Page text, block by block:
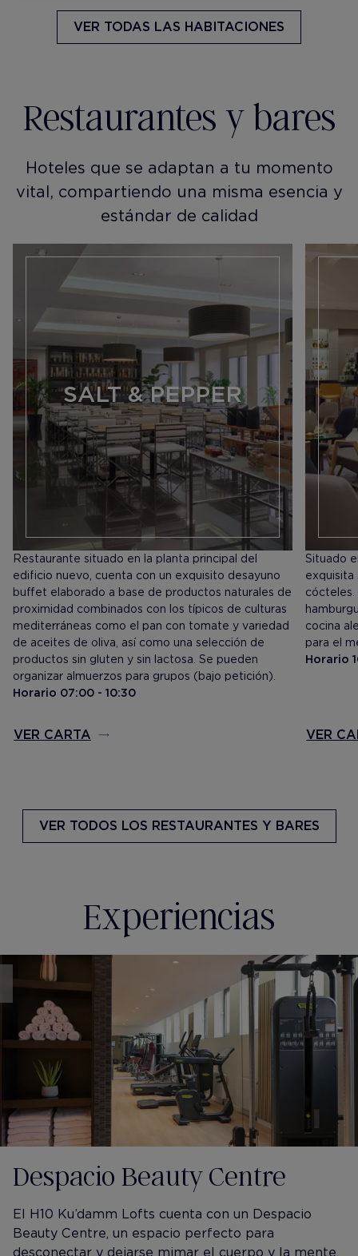
VER TODAS LAS HABITACIONES
Restaurantes y bares
Hoteles que se adaptan a tu momento
vital, compartiendo una misma esencia y
estándar de calidad
SALT & PEPPER
Restaurante situado en la planta principal del
edificio nuevo, cuenta con un exquisito desayuno
buffet elaborado a base de productos naturales de
proximidad combinados con los típicos de culturas
mediterráneas como el pan con tomate y variedad
de aceites de oliva, así como una selección de
productos sin gluten y sin lactosa. Se pueden
organizar almuerzos para grupos (bajo petición).
Horario 07:00 - 10:30
VER CARTA
Situado
exquisita
cócteles.
cocina
para el
Horario
VER
VER TODOS LOS RESTAURANTES Y BARES
Experiencias
Despacio Beauty Centre
El H10 Ku’damm Lofts cuenta con un Despacio
Beauty Centre, un espacio perfecto para
desconectar y dejarse mimar el cuerpo y la mente.